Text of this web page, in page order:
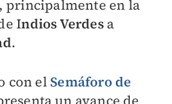
principalmente en la
Indios Verdesa
.
con elSemáforo de
un avance de